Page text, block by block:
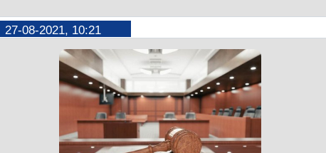
27-08-2021, 10:21